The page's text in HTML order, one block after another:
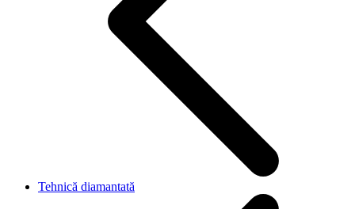
Tehnică diamantată